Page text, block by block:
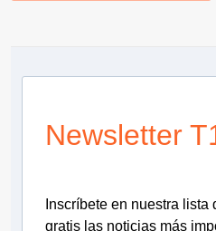
Newsletter
Inscríbete en nuestra
gratis las noticias más